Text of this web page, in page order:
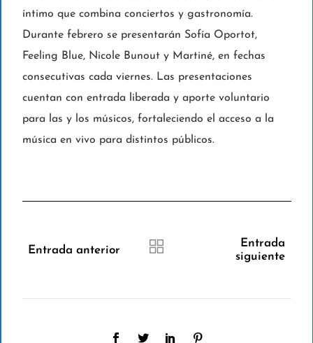
íntimo que combina conciertos y gastronomía.
Durante febrero se presentarán Sofía Oportot,
Feeling Blue, Nicole Bunout y Martiné, en fechas
consecutivas cada viernes. Las presentaciones
cuentan con entrada liberada y aporte voluntario
para las y los músicos, fortaleciendo el acceso a la
música en vivo para distintos públicos.
Entrada anterior
Entrada
siguiente